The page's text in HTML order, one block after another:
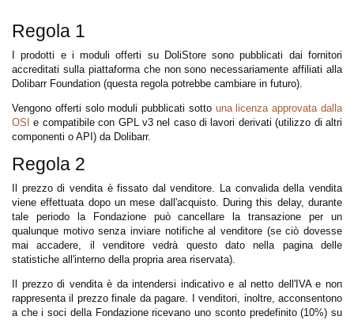
Regola 1
I prodotti e i moduli offerti su DoliStore sono pubblicati dai fornitori
accreditati sulla piattaforma che non sono necessariamente affiliati alla
Dolibarr Foundation (questa regola potrebbe cambiare in futuro).
Vengono offerti solo moduli pubblicati sotto una licenza approvata dalla
OSI e compatibile con GPL v3 nel caso di lavori derivati (utilizzo di altri
componenti o API) da Dolibarr.
Regola 2
Il prezzo di vendita è fissato dal venditore. La convalida della vendita
viene effettuata dopo un mese dall'acquisto. During this delay, durante
tale periodo la Fondazione può cancellare la transazione per un
qualunque motivo senza inviare notifiche al venditore (se ciò dovesse
mai accadere, il venditore vedrà questo dato nella pagina delle
statistiche all'interno della propria area riservata).
Il prezzo di vendita è da intendersi indicativo e al netto dell'IVA e non
rappresenta il prezzo finale da pagare. I venditori, inoltre, acconsentono
a che i soci della Fondazione ricevano uno sconto predefinito (10%) su